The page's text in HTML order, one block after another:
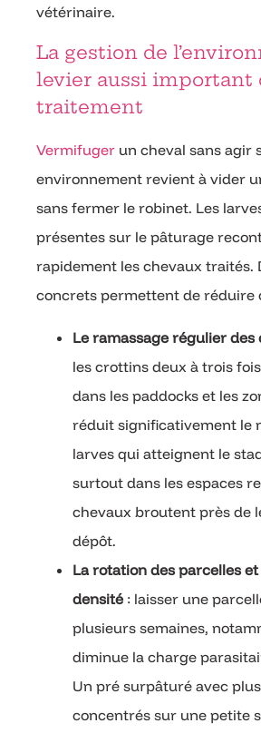
vétérinaire.
La gestion de
levier aussi important
traitement
Vermifuger un cheval sans agir
environnement revient à vider
sans fermer le robinet. Les
présentes sur le pâturage
rapidement les chevaux traités.
concrets permettent de réduire
Le ramassage régulier
les crottins deux à trois
dans les paddocks et les
réduit significativement le
larves qui atteignent le
surtout dans les espaces
chevaux broutent près de
dépôt.
La rotation des parcelles
densité : laisser une
plusieurs semaines,
diminue la charge
Un pré surpâturé avec
concentrés sur une petite